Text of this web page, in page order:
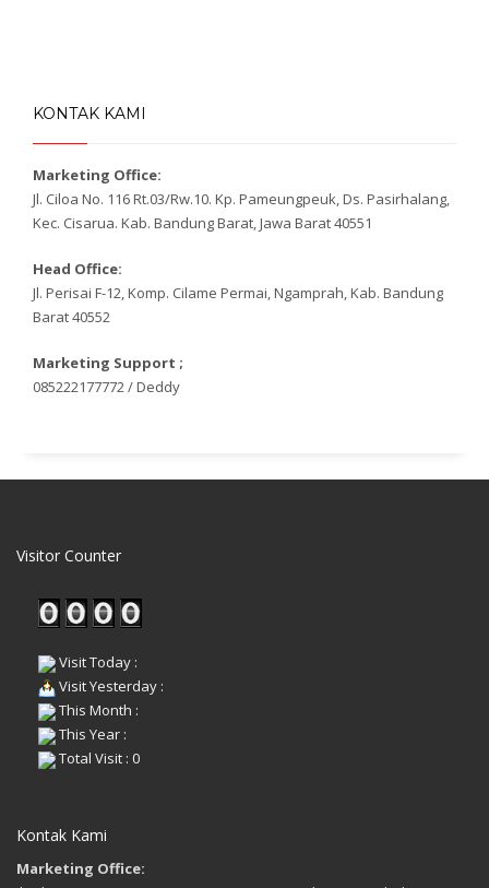
KONTAK KAMI
Marketing Office:
Jl. Ciloa No. 116 Rt.03/Rw.10. Kp. Pameungpeuk, Ds. Pasirhalang,
Kec. Cisarua. Kab. Bandung Barat, Jawa Barat 40551
Head Office:
Jl. Perisai F-12, Komp. Cilame Permai, Ngamprah, Kab. Bandung
Barat 40552
Marketing Support ;
085222177772 / Deddy
Visitor Counter
Visit Today :
Visit Yesterday :
This Month :
This Year :
Total Visit : 0
Kontak Kami
Marketing Office: